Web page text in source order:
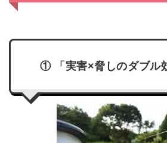
① 「実害×脅しのダブル